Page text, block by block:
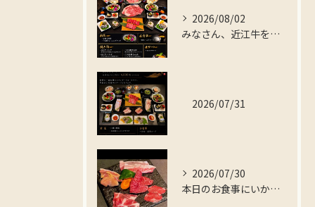
2026/08/02
みなさん、近江牛を存分に楽しんでみませんか？
2026/07/31
2026/07/30
本日のお食事にいかがですか？